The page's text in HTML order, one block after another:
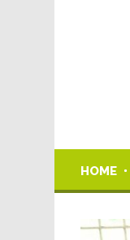
HOME